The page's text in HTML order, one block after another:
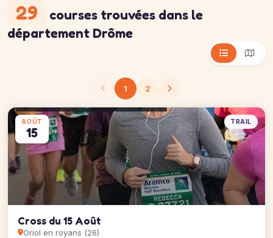
29 courses trouvées dans le
département Drôme
1 2
AOÛT
15
TRAIL
Cross du 15 Août
Oriol en royans (26)